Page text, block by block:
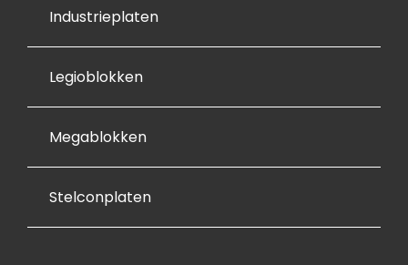
Industrieplaten
Legioblokken
Megablokken
Stelconplaten